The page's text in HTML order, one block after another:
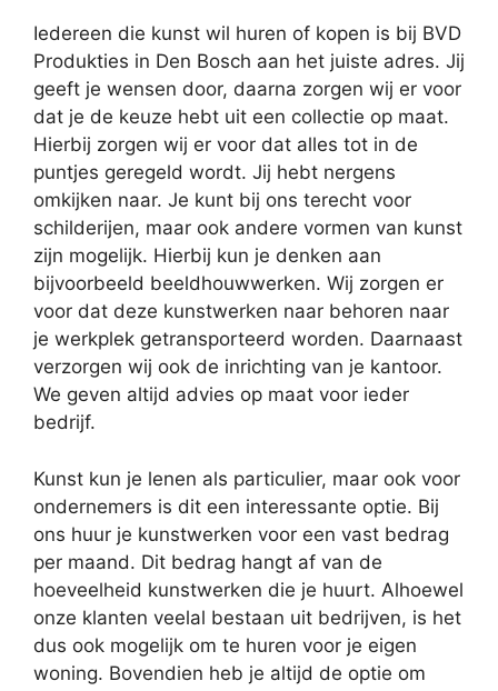
Iedereen die kunst wil huren of kopen is bij BVD
Produkties in Den Bosch aan het juiste adres. Jij
geeft je wensen door, daarna zorgen wij er voor
dat je de keuze hebt uit een collectie op maat.
Hierbij zorgen wij er voor dat alles tot in de
puntjes geregeld wordt. Jij hebt nergens
omkijken naar. Je kunt bij ons terecht voor
schilderijen, maar ook andere vormen van kunst
zijn mogelijk. Hierbij kun je denken aan
bijvoorbeeld beeldhouwwerken. Wij zorgen er
voor dat deze kunstwerken naar behoren naar
je werkplek getransporteerd worden. Daarnaast
verzorgen wij ook de inrichting van je kantoor.
We geven altijd advies op maat voor ieder
bedrijf.
Kunst kun je lenen als particulier, maar ook voor
ondernemers is dit een interessante optie. Bij
ons huur je kunstwerken voor een vast bedrag
per maand. Dit bedrag hangt af van de
hoeveelheid kunstwerken die je huurt. Alhoewel
onze klanten veelal bestaan uit bedrijven, is het
dus ook mogelijk om te huren voor je eigen
woning. Bovendien heb je altijd de optie om